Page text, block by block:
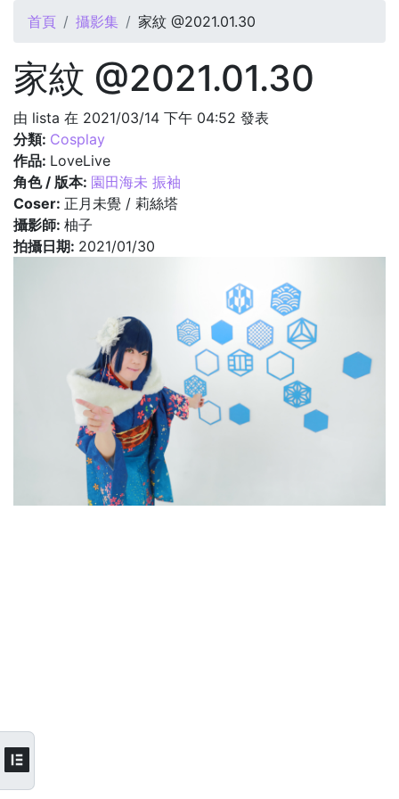
您在這裡
首頁 攝影集 家紋 @2021.01.30
家紋 @2021.01.30
由 lista 在 2021/03/14 下午 04:52 發表
分類: Cosplay
作品: LoveLive
角色 / 版本: 園田海未 振袖
Coser: 正月未覺 / 莉絲塔
攝影師: 柚子
拍攝日期: 2021/01/30